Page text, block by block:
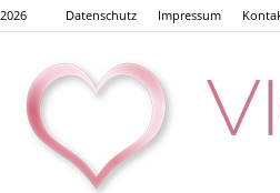
Datenschutz Impressum